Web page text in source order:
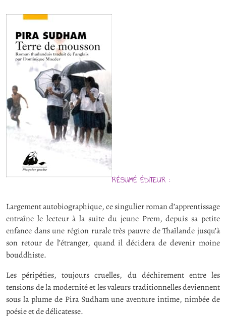
RÉSUMÉ ÉDITEUR :
Largement autobiographique, ce singulier roman d’apprentissage
entraîne le lecteur à la suite du jeune Prem, depuis sa petite
enfance dans une région rurale très pauvre de Thaïlande jusqu’à
son retour de l’étranger, quand il décidera de devenir moine
bouddhiste.
Les péripéties, toujours cruelles, du déchirement entre les
tensions de la modernité et les valeurs traditionnelles deviennent
sous la plume de Pira Sudham une aventure intime, nimbée de
poésie et de délicatesse.